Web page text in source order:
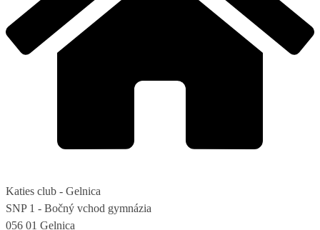
Katies club - Gelnica
SNP 1 - Bočný vchod gymnázia
056 01 Gelnica